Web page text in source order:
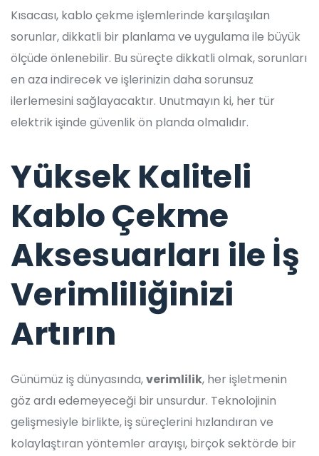
Kısacası, kablo çekme işlemlerinde karşılaşılan
sorunlar, dikkatli bir planlama ve uygulama ile büyük
ölçüde önlenebilir. Bu süreçte dikkatli olmak, sorunları
en aza indirecek ve işlerinizin daha sorunsuz
ilerlemesini sağlayacaktır. Unutmayın ki, her tür
elektrik işinde güvenlik ön planda olmalıdır.
Yüksek Kaliteli
Kablo Çekme
Aksesuarları ile İş
Verimliliğinizi
Artırın
Günümüz iş dünyasında,verimlilik, her işletmenin
göz ardı edemeyeceği bir unsurdur. Teknolojinin
gelişmesiyle birlikte, iş süreçlerini hızlandıran ve
kolaylaştıran yöntemler arayışı, birçok sektörde bir